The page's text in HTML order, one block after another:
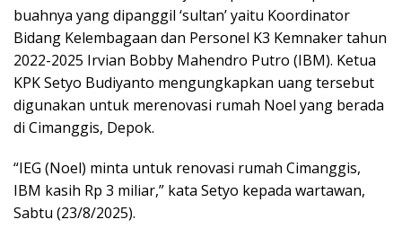
buahnya yang dipanggil ‘sultan’ yaitu Koordinator
Bidang Kelembagaan dan Personel K3 Kemnaker tahun
2022-2025 Irvian Bobby Mahendro Putro (IBM). Ketua
KPK Setyo Budiyanto mengungkapkan uang tersebut
digunakan untuk merenovasi rumah Noel yang berada
di Cimanggis, Depok.
“IEG (Noel) minta untuk renovasi rumah Cimanggis,
IBM kasih Rp 3 miliar,” kata Setyo kepada wartawan,
Sabtu (23/8/2025).